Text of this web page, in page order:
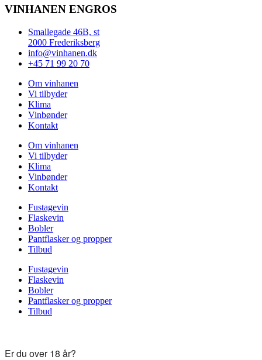
VINHANEN ENGROS
Smallegade 46B, st
2000 Frederiksberg
info@vinhanen.dk
+45 71 99 20 70
Om vinhanen
Vi tilbyder
Klima
Vinbønder
Kontakt
Om vinhanen
Vi tilbyder
Klima
Vinbønder
Kontakt
Fustagevin
Flaskevin
Bobler
Pantflasker og propper
Tilbud
Fustagevin
Flaskevin
Bobler
Pantflasker og propper
Tilbud
Er du over 18 år?